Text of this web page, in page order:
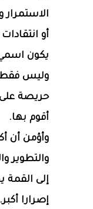
أو
يكون اسمي
وليس فقط
حريصة على
أقوم بها.
وأؤمن أن
والتطوير
إلى القمة
إصرارا أكبر.